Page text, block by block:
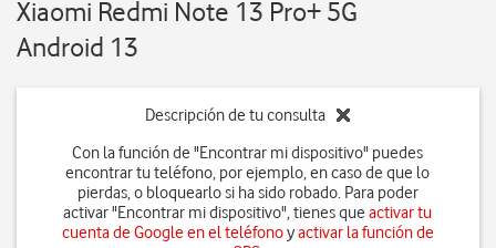
Xiaomi Redmi Note 13 Pro+ 5G
Android 13
Descripción de tu consulta
Con la función de "Encontrar mi dispositivo" puedes
encontrar tu teléfono, por ejemplo, en caso de que lo
pierdas, o bloquearlo si ha sido robado. Para poder
activar "Encontrar mi dispositivo", tienes queactivar tu
cuenta de Google en el teléfonoyactivar la función de